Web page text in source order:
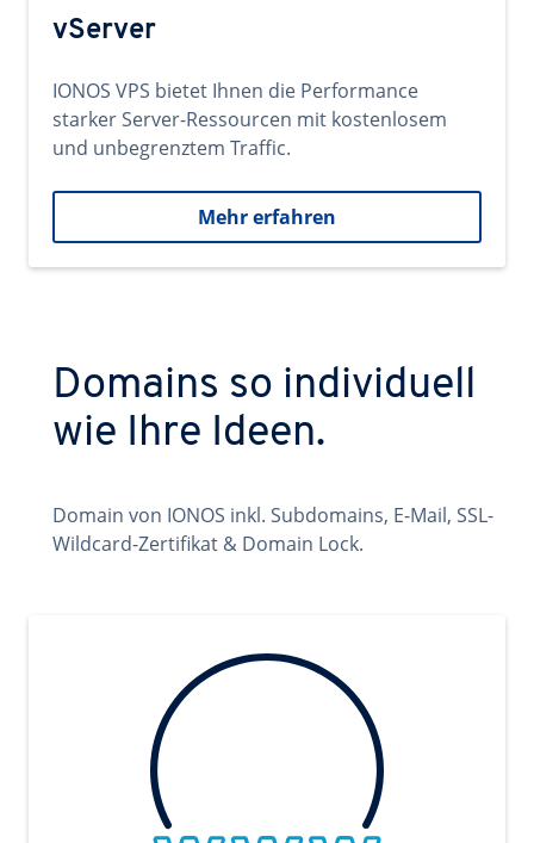
vServer
IONOS VPS bietet Ihnen die Performance
starker Server-Ressourcen mit kostenlosem
und unbegrenztem Traffic.
Mehr erfahren
Domains so individuell
wie Ihre Ideen.
Domain von IONOS inkl. Subdomains, E-Mail, SSL-
Wildcard-Zertifikat & Domain Lock.